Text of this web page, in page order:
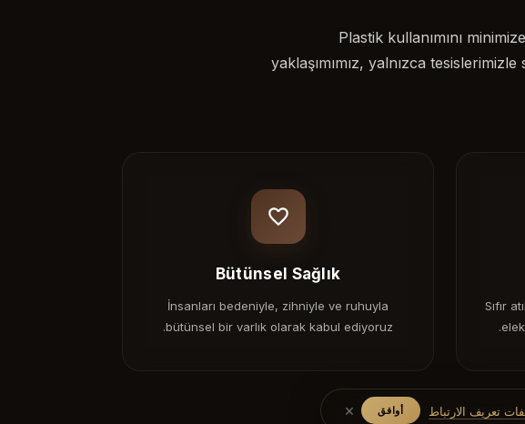
Plastik kullanımını
yaklaşımımız, yalnızca
Sıfır
Bütünsel Sağlık
İnsanları bedeniyle, zihniyle ve ruhuyla
bütünsel bir varlık olarak kabul ediyoruz.
تعريف الارتباط أوافق ×